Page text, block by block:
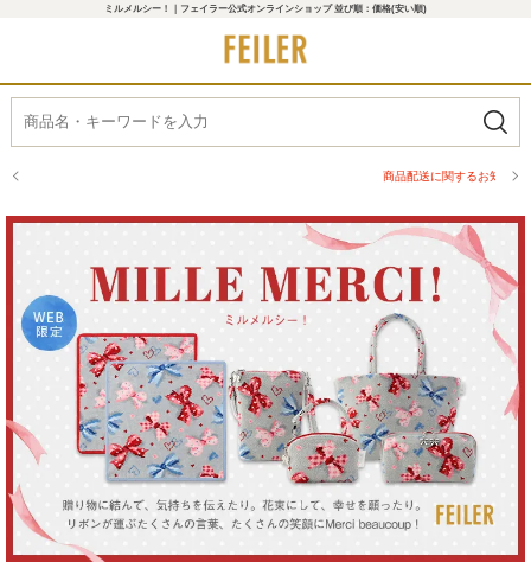
ミルメルシー！｜フェイラー公式オンラインショップ 並び順：価格(安い順)
商品配送に関するお知らせ